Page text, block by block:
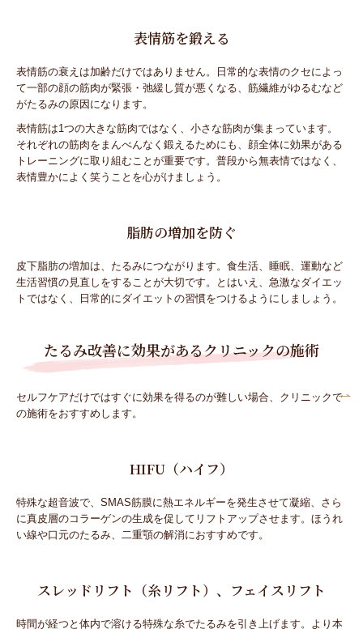
表情筋を鍛える
表情筋の衰えは加齢だけではありません。日常的な表情のクセによっ
て一部の顔の筋肉が緊張・弛緩し質が悪くなる、筋繊維がゆるむなど
がたるみの原因になります。
表情筋は1つの大きな筋肉ではなく、小さな筋肉が集まっています。
それぞれの筋肉をまんべんなく鍛えるためにも、顔全体に効果がある
トレーニングに取り組むことが重要です。普段から無表情ではなく、
表情豊かによく笑うことを心がけましょう。
脂肪の増加を防ぐ
皮下脂肪の増加は、たるみにつながります。食生活、睡眠、運動など
生活習慣の見直しをすることが大切です。とはいえ、急激なダイエッ
トではなく、日常的にダイエットの習慣をつけるようにしましょう。
たるみ改善に効果があるクリニックの施術
セルフケアだけではすぐに効果を得るのが難しい場合、クリニックで
の施術をおすすめします。
HIFU（ハイフ）
特殊な超音波で、SMAS筋膜に熱エネルギーを発生させて凝縮、さら
に真皮層のコラーゲンの生成を促してリフトアップさせます。ほうれ
い線や口元のたるみ、二重顎の解消におすすめです。
スレッドリフト（糸リフト）、フェイスリフト
時間が経つと体内で溶ける特殊な糸でたるみを引き上げます。より本